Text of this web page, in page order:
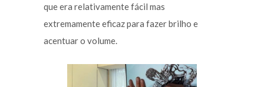
que era relativamente fácil mas
extremamente eficaz para fazer brilho e
acentuar o volume.